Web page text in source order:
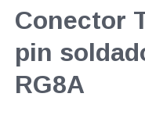
Conector
pin
RG8A